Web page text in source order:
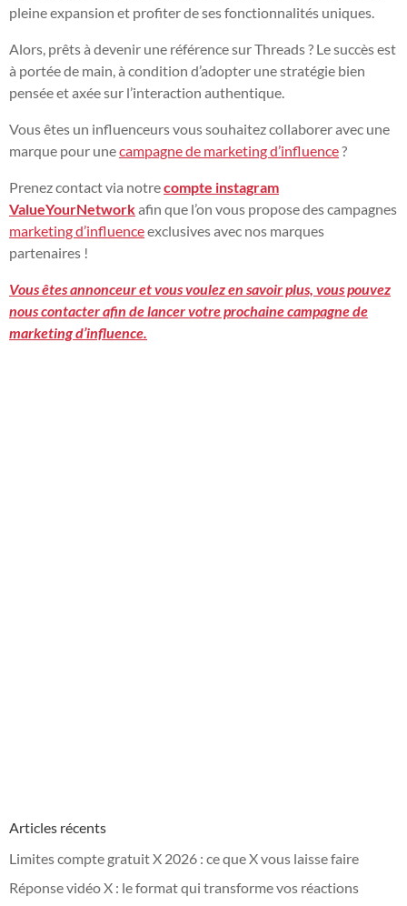
pleine expansion et profiter de ses fonctionnalités uniques.
Alors, prêts à devenir une référence sur Threads ? Le succès est
à portée de main, à condition d’adopter une stratégie bien
pensée et axée sur l’interaction authentique.
Vous êtes un influenceurs vous souhaitez collaborer avec une
marque pour unecampagne de marketing d’influence?
Prenez contact via notrecompte instagram
ValueYourNetworkafin que l’on vous propose des campagnes
marketing d’influenceexclusives avec nos marques
partenaires !
Vous êtes annonceur et vous voulez en savoir plus, vous pouvez
nous contacter afin de lancer votre prochaine campagne de
marketing d’influence.
Articles récents
Limites compte gratuit X 2026 : ce que X vous laisse faire
Réponse vidéo X : le format qui transforme vos réactions